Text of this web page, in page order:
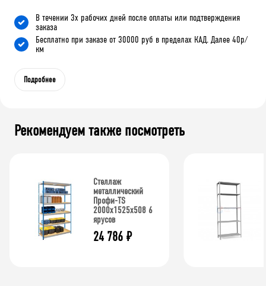
В течении 3х рабочих дней после оплаты или подтверждения
заказа
Бесплатно при заказе от 30000 руб в пределах КАД. Далее 40р/
км
Подробнее
Рекомендуем также посмотреть
Стеллаж
металлический
Профи-TS
2000х1525х508 6
ярусов
24 786 ₽